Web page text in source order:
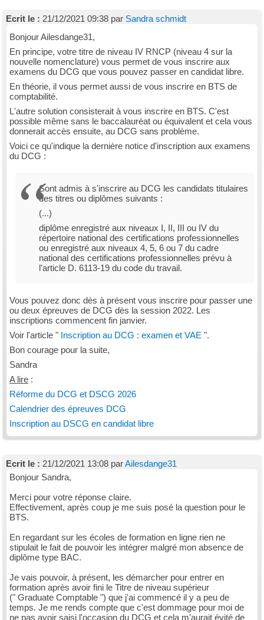
Ecrit le : 21/12/2021 09:38 par Sandra schmidt
Bonjour Ailesdange31,
En principe, votre titre de niveau IV RNCP (niveau 4 sur la
nouvelle nomenclature) vous permet de vous inscrire aux
examens du DCG que vous pouvez passer en candidat libre.
En théorie, il vous permet aussi de vous inscrire en BTS de
comptabilité.
L'autre solution consisterait à vous inscrire en BTS. C'est
possible même sans le baccalauréat ou équivalent et cela vous
donnerait accès ensuite, au DCG sans problème.
Voici ce qu'indique la dernière notice d'inscription aux examens
du DCG :
Sont admis à s'inscrire au DCG les candidats titulaires
des titres ou diplômes suivants :
(...)
diplôme enregistré aux niveaux I, II, III ou IV du
répertoire national des certifications professionnelles
ou enregistré aux niveaux 4, 5, 6 ou 7 du cadre
national des certifications professionnelles prévu à
l'article D. 6113-19 du code du travail.
Vous pouvez donc dès à présent vous inscrire pour passer une
ou deux épreuves de DCG dès la session 2022. Les
inscriptions commencent fin janvier.
Voir l'article " Inscription au DCG : examen et VAE ".
Bon courage pour la suite,
Sandra
A lire :
Réforme du DCG et DSCG 2026
Calendrier des épreuves DCG
Inscription au DSCG en candidat libre
Ecrit le : 21/12/2021 13:08 parAilesdange31
Bonjour Sandra,
Merci pour votre réponse claire.
Effectivement, après coup je me suis posé la question pour le
BTS.
En regardant sur les écoles de formation en ligne rien ne
stipulait le fait de pouvoir les intégrer malgré mon absence de
diplôme type BAC.
Je vais pouvoir, à présent, les démarcher pour entrer en
formation après avoir fini le Titre de niveau supérieur
(" Graduate Comptable ") que j'ai commencé il y a peu de
temps. Je me rends compte que c'est dommage pour moi de
ne pas avoir saisi l'occasion du DCG et cela m'aurait évité de